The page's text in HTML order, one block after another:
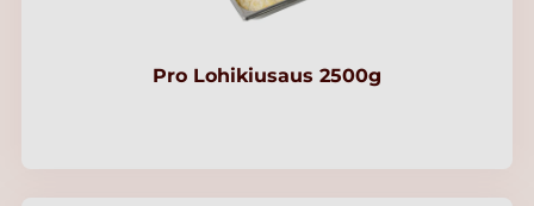
Pro Lohikiusaus 2500g